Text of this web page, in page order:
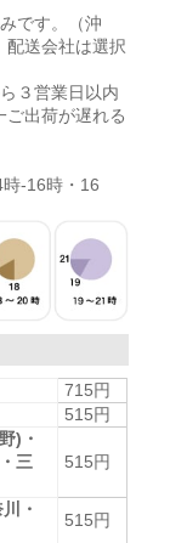
です。（沖
配送会社は選択
３営業日以内
ご出荷が遅れる
-16時・16
715円
515円
)・
三
515円
・
515円